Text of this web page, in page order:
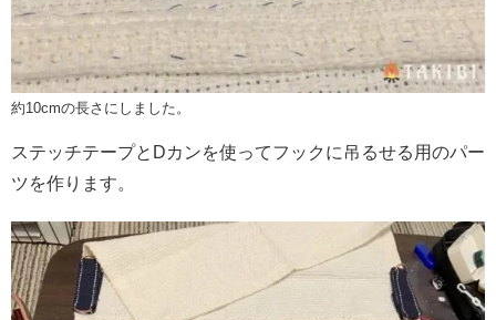
約10cmの長さにしました。
ステッチテープとDカンを使ってフックに吊るせる用のパー
ツを作ります。